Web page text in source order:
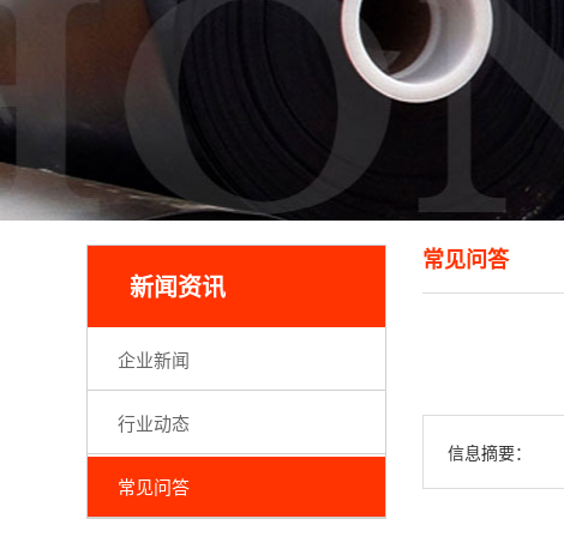
新闻资讯
企业新闻
行业动态
常见问答
常见问答
信息摘要：